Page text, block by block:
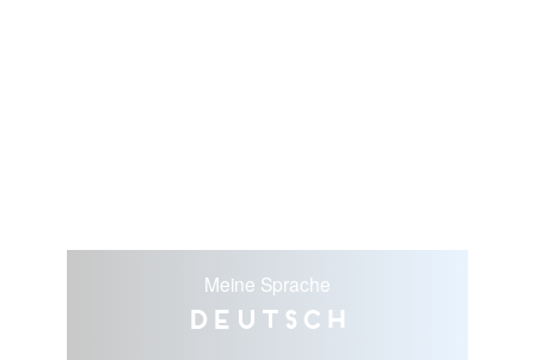
Meine Sprache
Deutsch